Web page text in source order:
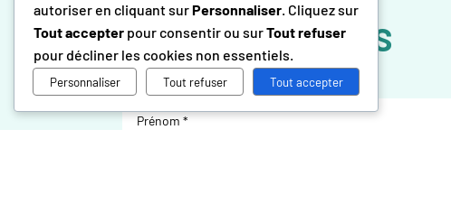
CONTACTEZ-NOUS
autoriser en cliquant surPersonnaliser. Cliquez sur
Tout accepter pour consentir ou surTout refuser
pour décliner les cookies non essentiels.
Personnaliser Tout refuser Tout accepter